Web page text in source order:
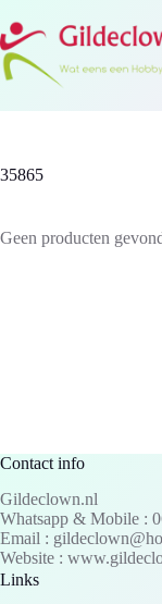
naar
de
inhoud
35865
Geen producten
Contact info
Gildeclown.nl
Whatsapp & Mobile :
Email :
Website :
Links